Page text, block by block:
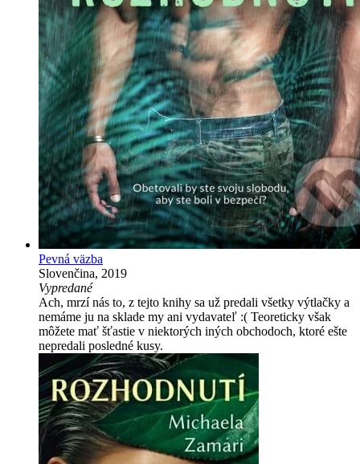
Pevná väzba
Slovenčina, 2019
Vypredané
Ach, mrzí nás to, z tejto knihy sa už predali všetky výtlačky a
nemáme ju na sklade my ani vydavateľ :( Teoreticky však
môžete mať šťastie v niektorých iných obchodoch, ktoré ešte
nepredali posledné kusy.